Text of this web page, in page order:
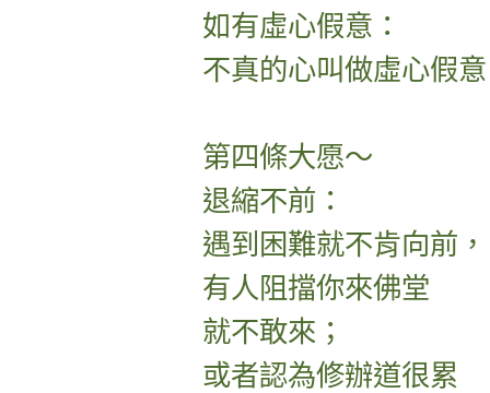
如有虛心假意：
不真的心叫做虛心假
第四條大愿～
退縮不前：
遇到困難就不肯向前，
有人阻擋你來佛堂
就不敢來；
或者認為修辦道很累